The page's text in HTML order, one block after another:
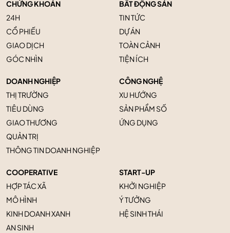
CHỨNG KHOÁN
24H
CỔ PHIẾU
GIAO DỊCH
GÓC NHÌN
BẤT ĐỘNG SẢN
TIN TỨC
DỰ ÁN
TOÀN CẢNH
TIỆN ÍCH
DOANH NGHIỆP
THỊ TRƯỜNG
TIÊU DÙNG
GIAO THƯƠNG
QUẢN TRỊ
THÔNG TIN DOANH NGHIỆP
CÔNG NGHỆ
XU HƯỚNG
SẢN PHẨM SỐ
ỨNG DỤNG
COOPERATIVE
HỢP TÁC XÃ
MÔ HÌNH
KINH DOANH XANH
AN SINH
START-UP
KHỞI NGHIỆP
Ý TƯỞNG
HỆ SINH THÁI